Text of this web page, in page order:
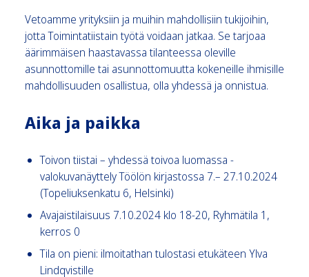
Vetoamme yrityksiin ja muihin mahdollisiin tukijoihin,
jotta Toimintatiistain työtä voidaan jatkaa. Se tarjoaa
äärimmäisen haastavassa tilanteessa oleville
asunnottomille tai asunnottomuutta kokeneille ihmisille
mahdollisuuden osallistua, olla yhdessä ja onnistua.
Aika ja paikka
Toivon tiistai – yhdessä toivoa luomassa -
valokuvanäyttely Töölön kirjastossa 7.– 27.10.2024
(Topeliuksenkatu 6, Helsinki)
Avajaistilaisuus 7.10.2024 klo 18-20, Ryhmätila 1,
kerros 0
Tila on pieni: ilmoitathan tulostasi etukäteen Ylva
Lindqvistille